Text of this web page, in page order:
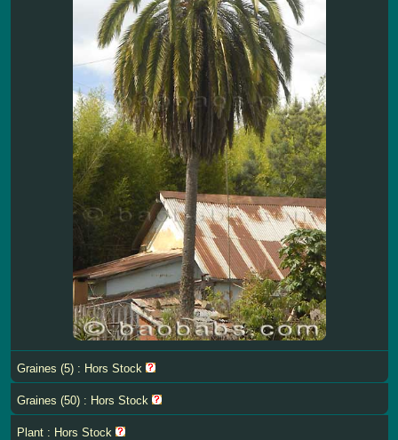
Graines (5) : Hors Stock
Graines (50) : Hors Stock
Plant : Hors Stock